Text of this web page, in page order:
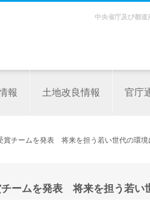
中央省庁及び都道
報 土地改良情報 官庁
賞チームを発表 将来を担う若い世代の環境
ームを発表 将来を担う若い